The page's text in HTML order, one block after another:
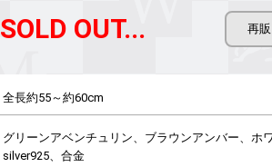
SOLD OUT...
全長約55～約60cm
グリーンアベンチュリン、ブラウンアンバー、ホ
silver925、合金